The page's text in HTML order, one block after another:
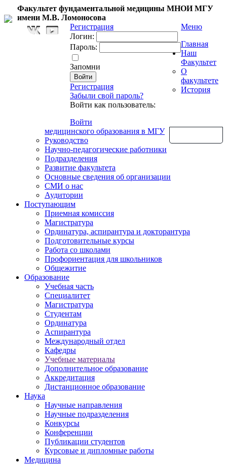
Факультет фундаментальной медицины МНОИ МГУ
имени М.В. Ломоносова
Регистрация
Логин:
Пароль:
Запомни
Регистрация
Забыли свой пароль?
Войти как пользователь:
Войти
Меню
Главная
Наш
Факультет
О
факультете
История
медицинского образования в МГУ
Руководство
Научно-педагогические работники
Подразделения
Развитие факультета
Основные сведения об организации
СМИ о нас
Аудитории
Поступающим
Приемная комиссия
Магистратура
Ординатура, аспирантура и докторантура
Подготовительные курсы
Работа со школами
Профориентация для школьников
Общежитие
Образование
Учебная часть
Специалитет
Магистратура
Студентам
Ординатура
Аспирантура
Международный отдел
Кафедры
Учебные материалы
Дополнительное образование
Аккредитация
Дистанционное образование
Наука
Научные направления
Научные подразделения
Конкурсы
Конференции
Публикации студентов
Курсовые и дипломные работы
Медицина